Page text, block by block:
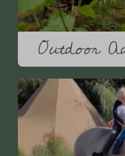
Outdoor